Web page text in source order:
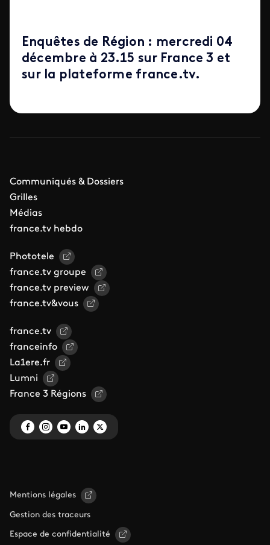
Enquêtes de Région : mercredi 04
décembre à 23.15 sur France 3 et
sur la plateforme france.tv.
Communiqués & Dossiers
Grilles
Médias
france.tv hebdo
Phototele
france.tv groupe
france.tv preview
france.tv&vous
france.tv
franceinfo
La1ere.fr
Lumni
France 3 Régions
Mentions légales
Gestion des traceurs
Espace de confidentialité